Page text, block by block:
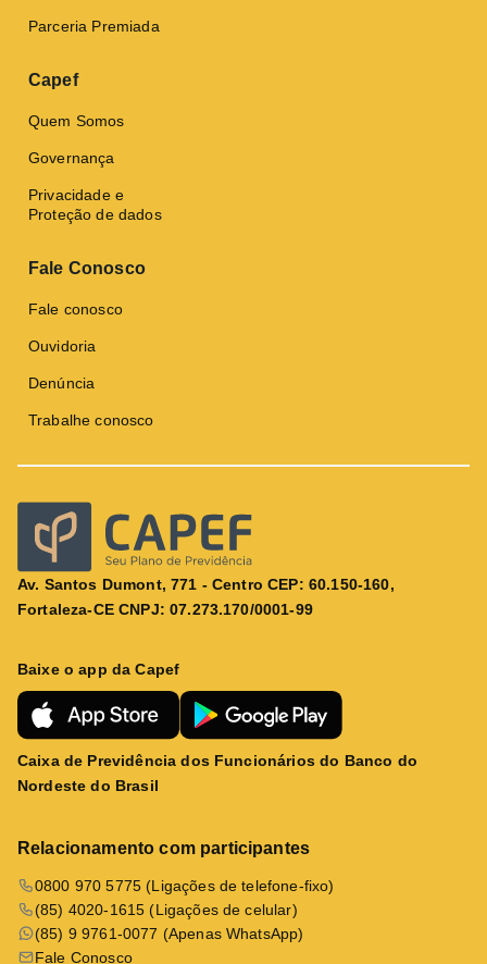
Parceria Premiada
Capef
Quem Somos
Governança
Privacidade e
Proteção de dados
Fale Conosco
Fale conosco
Ouvidoria
Denúncia
Trabalhe conosco
Av. Santos Dumont, 771 - Centro CEP: 60.150-160,
Fortaleza-CE CNPJ: 07.273.170/0001-99
Baixe o app da Capef
Caixa de Previdência dos Funcionários do Banco do
Nordeste do Brasil
Relacionamento com participantes
0800 970 5775 (Ligações de telefone-fixo)
(85) 4020-1615 (Ligações de celular)
(85) 9 9761-0077 (Apenas WhatsApp)
Fale Conosco